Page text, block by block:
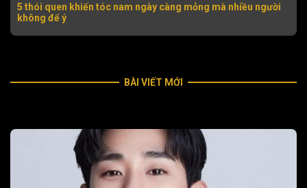
5 thói quen khiến tóc nam ngày càng mỏng mà nhiều người
không để ý
BÀI VIẾT MỚI